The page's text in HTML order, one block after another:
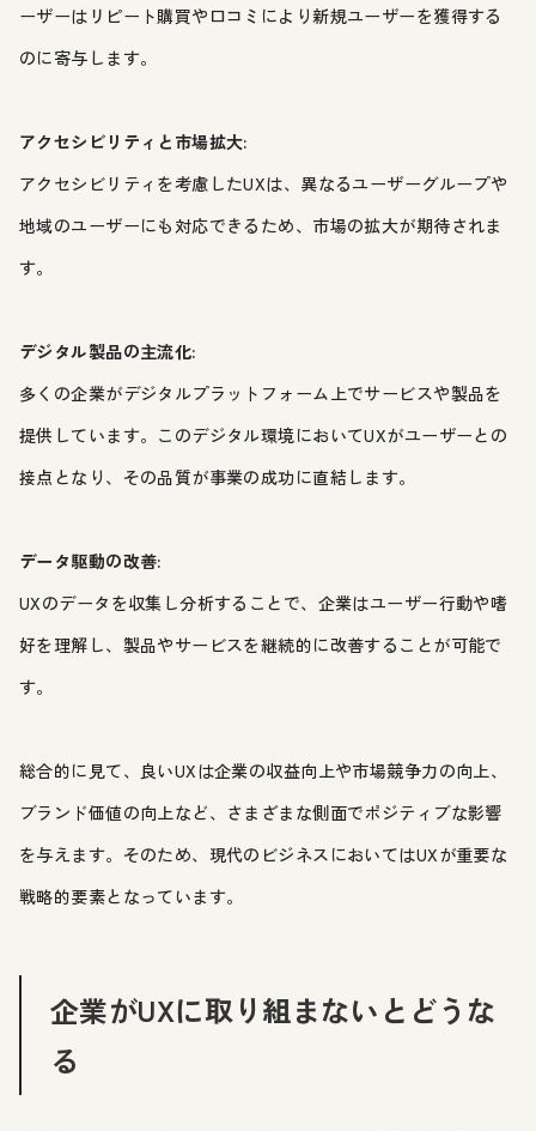
ーザーはリピート購買や口コミにより新規ユーザーを獲得する
のに寄与します。
アクセシビリティと市場拡大:
アクセシビリティを考慮したUXは、異なるユーザーグループや
地域のユーザーにも対応できるため、市場の拡大が期待されま
す。
デジタル製品の主流化:
多くの企業がデジタルプラットフォーム上でサービスや製品を
提供しています。このデジタル環境においてUXがユーザーとの
接点となり、その品質が事業の成功に直結します。
データ駆動の改善:
UXのデータを収集し分析することで、企業はユーザー行動や嗜
好を理解し、製品やサービスを継続的に改善することが可能で
す。
総合的に見て、良いUXは企業の収益向上や市場競争力の向上、
ブランド価値の向上など、さまざまな側面でポジティブな影響
を与えます。そのため、現代のビジネスにおいてはUXが重要な
戦略的要素となっています。
企業がUXに取り組まないとどうな
る